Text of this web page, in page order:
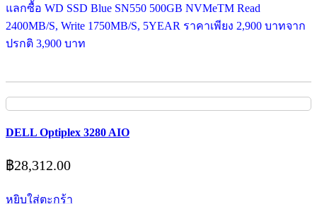
แลกซื้อ WD SSD Blue SN550 500GB NVMeTM Read
2400MB/S, Write 1750MB/S, 5YEAR ราคาเพียง 2,900 บาทจาก
ปรกติ 3,900 บาท
DELL Optiplex 3280 AIO
฿28,312.00
หยิบใส่ตะกร้า